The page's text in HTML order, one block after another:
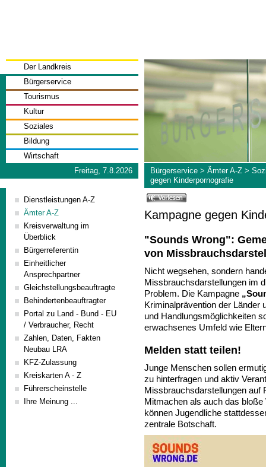
Der Landkreis
Bürgerservice
Tourismus
Kultur
Soziales
Bildung
Wirtschaft
Freitag, 7.8.2026
Bürgerservice> Ämter A-Z>
gegen Kinderpornografie
Dienstleistungen A-Z
Ämter A-Z
Kreisverwaltung im
Überblick
Bürgerreferentin
Einheitlicher
Ansprechpartner
Gleichstellungsbeauftragte
Behindertenbeauftragter
Portal zu Land - Bund - EU
/ Verbraucher, Recht
Zahlen, Daten, Fakten
Neubau LRA
KFZ-Zulassung
Kreiskarten A - Z
Führerscheinstelle
Ihre Meinung ...
Kampagne gegen
"Sounds Wrong":
von
Nicht wegsehen, sondern
Missbrauchsdarstellungen im
Problem. Die Kampagne
Kriminalprävention der Länder
und Handlungsmöglichkeiten
erwachsenes Umfeld wie
Melden statt teilen!
Junge Menschen sollen
zu hinterfragen und aktiv
Missbrauchsdarstellungen auf
Mitmachen als auch das
können Jugendliche
zentrale Botschaft.